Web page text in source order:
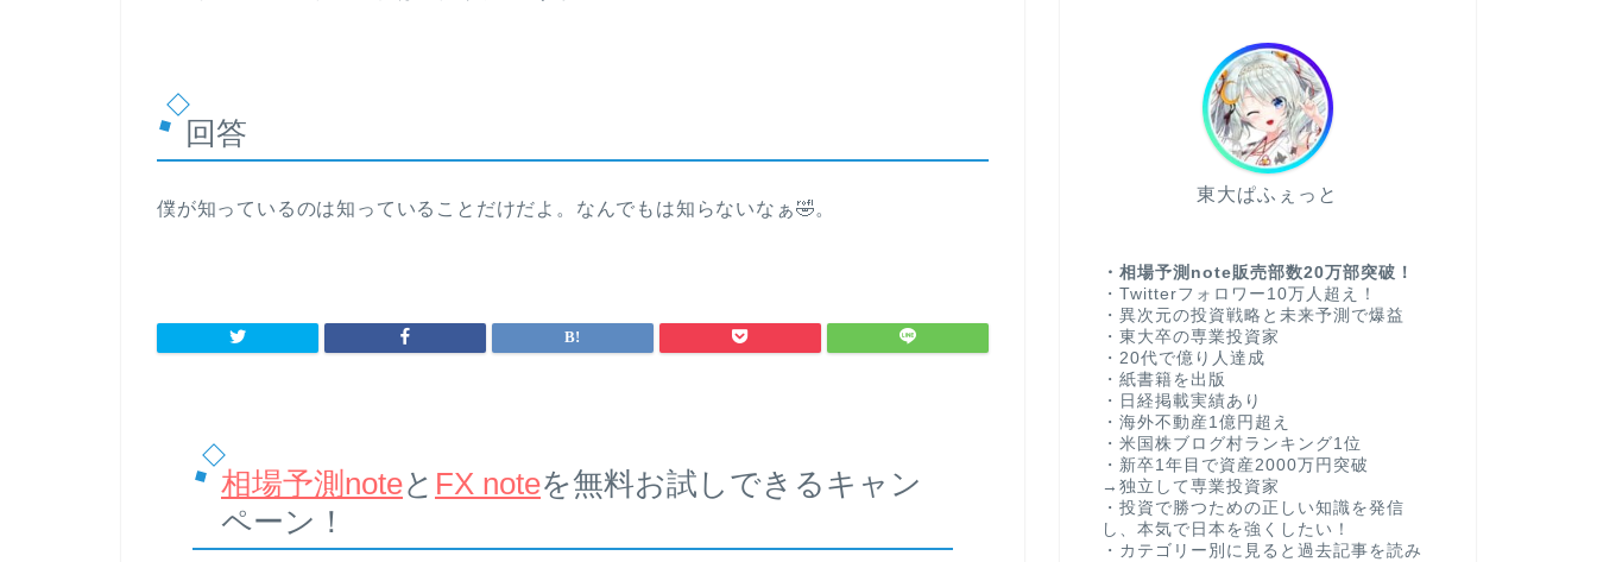
回答
僕が知っているのは知っていることだけだよ。なんでもは知らないなぁ🤣。
相場予測noteと FX noteを無料お試しできるキャン
ペーン！
東大ぱふぇっと
・相場予測note販売部数20万部突破！
・Twitterフォロワー10万人超え！
・異次元の投資戦略と未来予測で爆益
・東大卒の専業投資家
・20代で億り人達成
・紙書籍を出版
・日経掲載実績あり
・海外不動産1億円超え
・米国株ブログ村ランキング1位
・新卒1年目で資産2000万円突破
→独立して専業投資家
・投資で勝つための正しい知識を発信
し、本気で日本を強くしたい！
・カテゴリー別に見ると過去記事を読み